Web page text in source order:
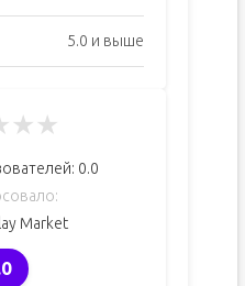
5.0 и выше
★★
0.0
Market